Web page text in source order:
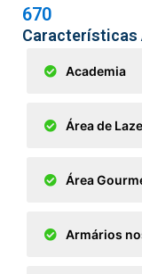
670
Características
Academia
Área de
Área
Armários